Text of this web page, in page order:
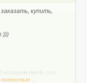
купить,
)))
(медь или
...